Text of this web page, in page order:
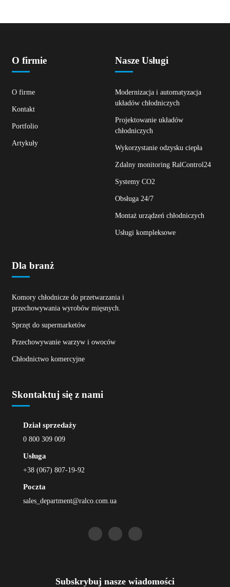
O firmie
O firme
Kontakt
Portfolio
Artykuły
Nasze Usługi
Modernizacja i automatyzacja
układów chłodniczych
Projektowanie układów
chłodniczych
Wykorzystanie odzysku ciepła
Zdalny monitoring RalControl24
Systemy CO2
Obsługa 24/7
Montaż urządzeń chłodniczych
Usługi kompleksowe
Dla branż
Komory chłodnicze do przetwarzania i
przechowywania wyrobów mięsnych.
Sprzęt do supermarketów
Przechowywanie warzyw i owoców
Chłodnictwo komercyjne
Skontaktuj się z nami
Dział sprzedaży
0 800 309 009
Usługa
+38 (067) 807-19-92
Poczta
sales_department@ralco.com.ua
Subskrybuj nasze wiadomości